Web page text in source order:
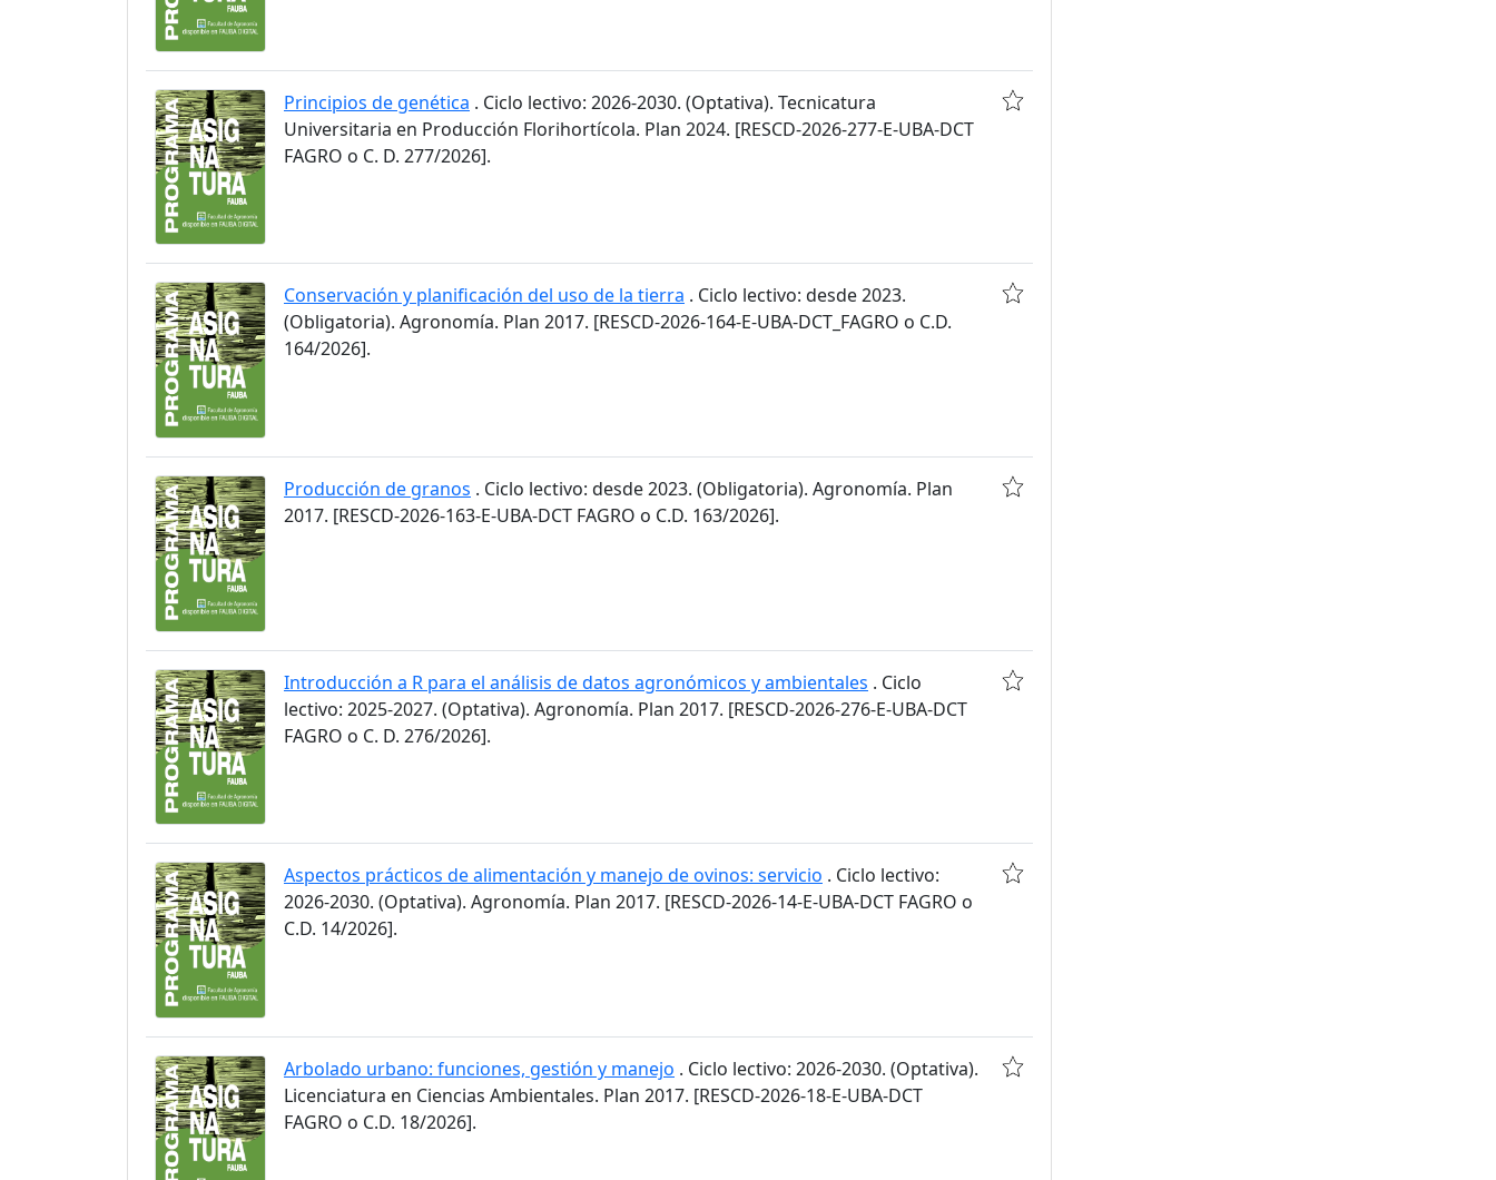
Principios de genética . Ciclo lectivo: 2026-2030. (Optativa). Tecnicatura
Universitaria en Producción Florihortícola. Plan 2024. [RESCD-2026-277-E-UBA-DCT
FAGRO o C. D. 277/2026].
Conservación y planificación del uso de la tierra . Ciclo lectivo: desde 2023.
(Obligatoria). Agronomía. Plan 2017. [RESCD-2026-164-E-UBA-DCT_FAGRO o C.D.
164/2026].
Producción de granos . Ciclo lectivo: desde 2023. (Obligatoria). Agronomía. Plan
2017. [RESCD-2026-163-E-UBA-DCT FAGRO o C.D. 163/2026].
Introducción a R para el análisis de datos agronómicos y ambientales . Ciclo
lectivo: 2025-2027. (Optativa). Agronomía. Plan 2017. [RESCD-2026-276-E-UBA-DCT
FAGRO o C. D. 276/2026].
Aspectos prácticos de alimentación y manejo de ovinos: servicio . Ciclo lectivo:
2026-2030. (Optativa). Agronomía. Plan 2017. [RESCD-2026-14-E-UBA-DCT FAGRO o
C.D. 14/2026].
Arbolado urbano: funciones, gestión y manejo . Ciclo lectivo: 2026-2030. (Optativa).
Licenciatura en Ciencias Ambientales. Plan 2017. [RESCD-2026-18-E-UBA-DCT
FAGRO o C.D. 18/2026].